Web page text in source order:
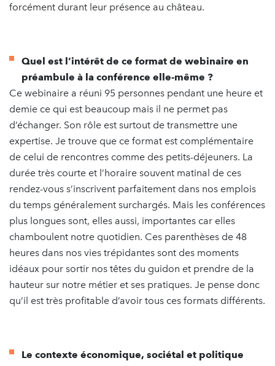
forcément durant leur présence au château.
Quel est l’intérêt de ce format de webinaire en
préambule à la conférence elle-même ?
Ce webinaire a réuni 95 personnes pendant une heure et
demie ce qui est beaucoup mais il ne permet pas
d’échanger. Son rôle est surtout de transmettre une
expertise. Je trouve que ce format est complémentaire
de celui de rencontres comme des petits-déjeuners. La
durée très courte et l’horaire souvent matinal de ces
rendez-vous s’inscrivent parfaitement dans nos emplois
du temps généralement surchargés. Mais les conférences
plus longues sont, elles aussi, importantes car elles
chamboulent notre quotidien. Ces parenthèses de 48
heures dans nos vies trépidantes sont des moments
idéaux pour sortir nos têtes du guidon et prendre de la
hauteur sur notre métier et ses pratiques. Je pense donc
qu’il est très profitable d’avoir tous ces formats différents.
Le contexte économique, sociétal et politique